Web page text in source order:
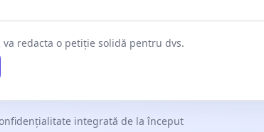
redacta o petiție solidă pentru dvs.
integrată de la început